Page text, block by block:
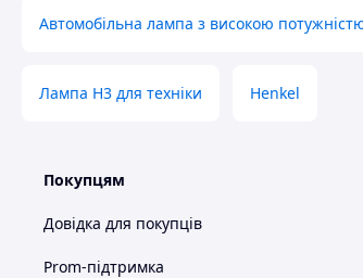
Автомобільна лампа з високою
Лампа H3 для техніки Henkel
Покупцям
Довідка для покупців
Prom-підтримка